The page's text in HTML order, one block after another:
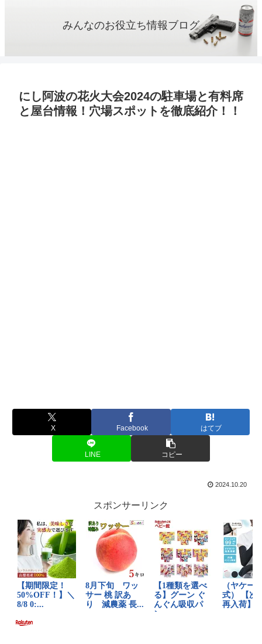
みんなのお役立ち情報ブログ
にし阿波の花火大会2024の駐車場と有料席
と屋台情報！穴場スポットを徹底紹介！！
X Facebook はてブ
LINE コピー
2024.10.20
スポンサーリンク